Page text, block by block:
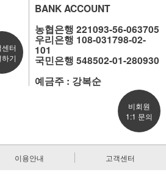
센터
기
BANK ACCOUNT
농협은행 221093-56-063705
우리은행 108-031798-02-
101
국민은행 548502-01-280930
예금주 : 강복순
비회원
1:1 문의
이용안내 고객센터